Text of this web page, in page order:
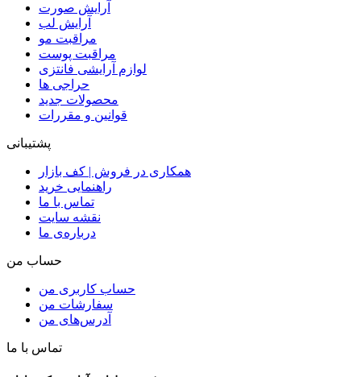
آرایش صورت
آرایش لب
مراقبت مو
مراقبت پوست
لوازم آرایشی فانتزی
حراجی ها
محصولات جدید
قوانین و مقررات
پشتیبانی
همکاری در فروش | کف بازار
راهنمایی خرید
تماس با ما
نقشه سایت
درباره‌ی ما
حساب من
حساب کاربری من
سفارشات من
آدرس‌های من
تماس با ما